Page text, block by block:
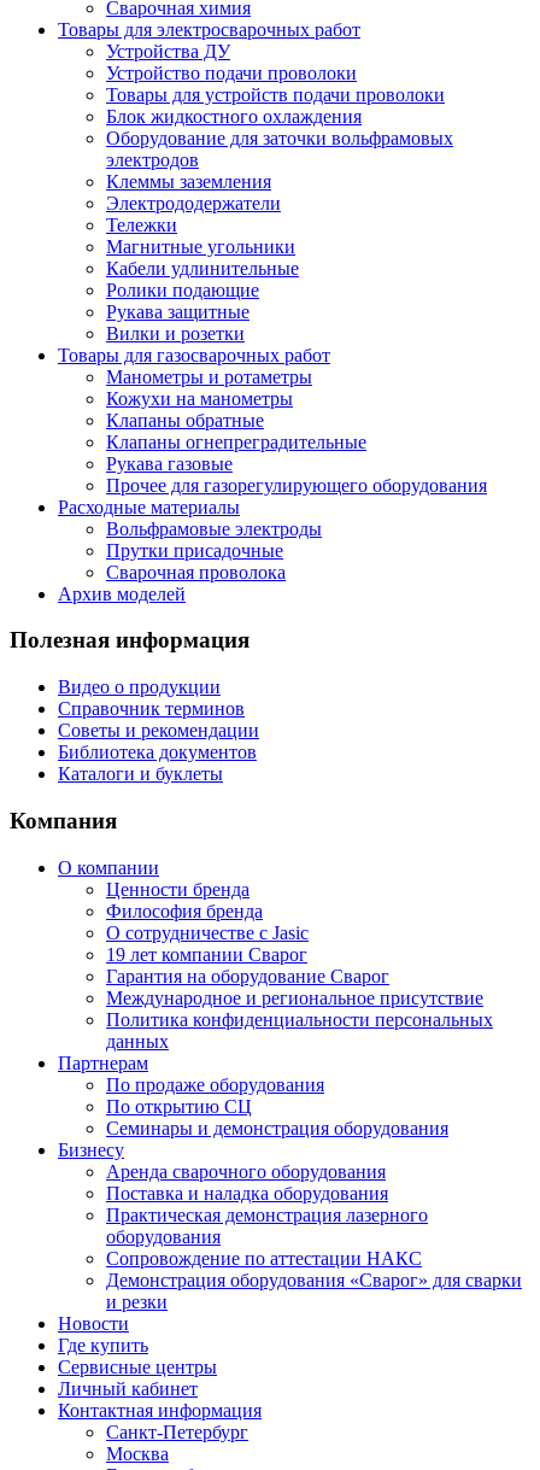
Сварочная химия
Товары для электросварочных работ
Устройства ДУ
Устройство подачи проволоки
Товары для устройств подачи проволоки
Блок жидкостного охлаждения
Оборудование для заточки вольфрамовых
электродов
Клеммы заземления
Электрододержатели
Тележки
Магнитные угольники
Кабели удлинительные
Ролики подающие
Рукава защитные
Вилки и розетки
Товары для газосварочных работ
Манометры и ротаметры
Кожухи на манометры
Клапаны обратные
Клапаны огнепреградительные
Рукава газовые
Прочее для газорегулирующего оборудования
Расходные материалы
Вольфрамовые электроды
Прутки присадочные
Сварочная проволока
Архив моделей
Полезная информация
Видео о продукции
Справочник терминов
Советы и рекомендации
Библиотека документов
Каталоги и буклеты
Компания
О компании
Ценности бренда
Философия бренда
О сотрудничестве с Jasic
19 лет компании Сварог
Гарантия на оборудование Сварог
Международное и региональное присутствие
Политика конфиденциальности персональных
данных
Партнерам
По продаже оборудования
По открытию СЦ
Семинары и демонстрация оборудования
Бизнесу
Аренда сварочного оборудования
Поставка и наладка оборудования
Практическая демонстрация лазерного
оборудования
Сопровождение по аттестации НАКС
Демонстрация оборудования «Сварог» для сварки
и резки
Новости
Где купить
Сервисные центры
Личный кабинет
Контактная информация
Санкт-Петербург
Москва